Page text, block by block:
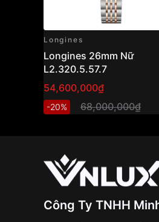
Longines
Longines 26mm Nữ
L2.320.5.57.7
54,600,000₫
-20% 68,000,000₫
Công Ty TNHH